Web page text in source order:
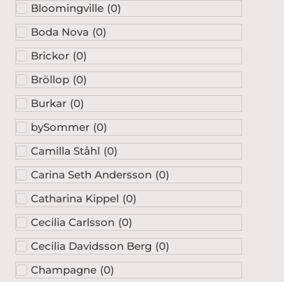
Bloomingville (0)
Boda Nova (0)
Brickor (0)
Bröllop (0)
Burkar (0)
bySommer (0)
Camilla Ståhl (0)
Carina Seth Andersson (0)
Catharina Kippel (0)
Cecilia Carlsson (0)
Cecilia Davidsson Berg (0)
Champagne (0)